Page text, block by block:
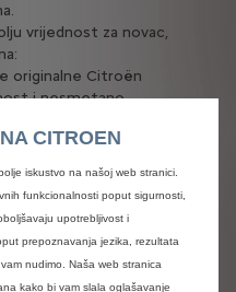
vrijednost za novac,
originalne Citroën
i nesmetano
ovlaštene dijelove
Citroën inženjeri
godina.
CITROEN
iskustvo na našoj web stranici.
funkcionalnosti poput sigurnosti,
upotrebljivost i
prepoznavanja jezika, rezultata
nudimo. Naša web stranica
kako bi vam slala oglašavanje